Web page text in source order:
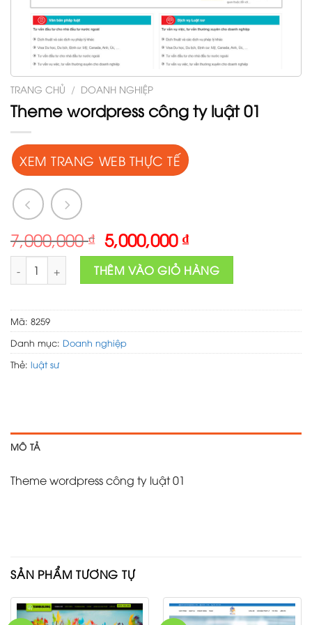
TRANG CHỦ / DOANH NGHIỆP
Theme wordpress công ty luật 01
XEM TRANG WEB THỰC TẾ
7,000,000₫ Original
price
was:
7,000,000 ₫.
5,000,000₫Current
price
is:
5,000,000 ₫.
Theme wordpress công ty luật 01 số lượng
THÊM VÀO GIỎ HÀNG
Mã: 8259
Danh mục: Doanh nghiệp
Thẻ: luật sư
MÔ TẢ
Theme wordpress công ty luật 01
SẢN PHẨM TƯƠNG TỰ